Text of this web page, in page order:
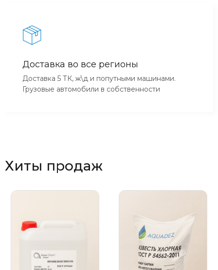
Доставка во все регионы
Доставка 5 ТК, ж\д и попутными машинами.
Грузовые автомобили в собственности
Хиты продаж